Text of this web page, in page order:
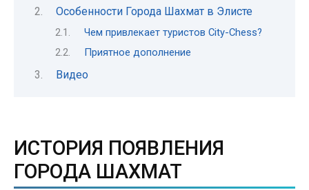
Особенности Города Шахмат в Элисте
Чем привлекает туристов City-Chess?
Приятное дополнение
Видео
ИСТОРИЯ ПОЯВЛЕНИЯ
ГОРОДА ШАХМАТ